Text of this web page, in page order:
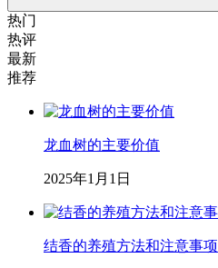
热门
热评
最新
推荐
龙血树的主要价值
2025年1月1日
结香的养殖方法和注意事项